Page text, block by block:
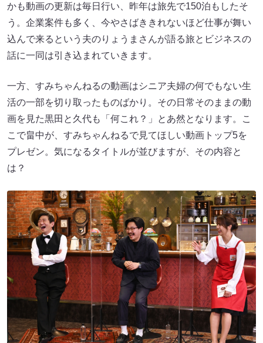
かも動画の更新は毎日行い、昨年は旅先で150泊もしたそ
う。企業案件も多く、今やさばききれないほど仕事が舞い
込んで来るという夫のりょうまさんが語る旅とビジネスの
話に一同は引き込まれていきます。
一方、すみちゃんねるの動画はシニア夫婦の何でもない生
活の一部を切り取ったものばかり。その日常そのままの動
画を見た黒田と久代も「何これ？」とあ然となります。こ
こで畠中が、すみちゃんねるで見てほしい動画トップ5を
プレゼン。気になるタイトルが並びますが、その内容と
は？